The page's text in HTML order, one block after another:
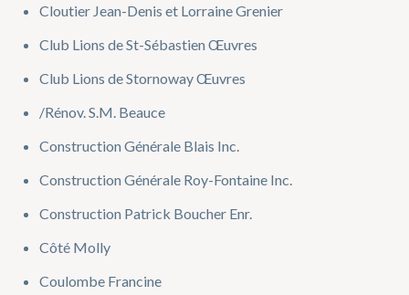
Cloutier Jean-Denis et Lorraine Grenier
Club Lions de St-Sébastien Œuvres
Club Lions de Stornoway Œuvres
/Rénov. S.M. Beauce
Construction Générale Blais Inc.
Construction Générale Roy-Fontaine Inc.
Construction Patrick Boucher Enr.
Côté Molly
Coulombe Francine